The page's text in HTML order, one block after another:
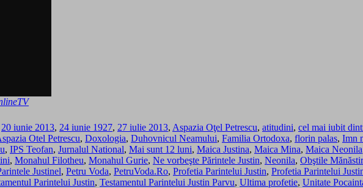
20 iunie 2013, 24 iunie 1927, 27 iulie 2013, Aspazia Oţel Petrescu, atitudini, cel mai iubit
Otel Petrescu, Doxologia, Duhovnicul Neamului, Familia Ortodoxa, florin palas, Imn
, IPS Teofan, Jurnalul National, Mai sunt 12 luni, Maica Justina, Maica Mina, Maica Neonila
, Monahul Filotheu, Monahul Gurie, Ne vorbeşte Părintele Justin, Neonila, Obştile
Justinel, Petru Voda, PetruVoda.Ro, Profetia Parintelui Justin, Profetia Parintelui
Parintelui Justin, Testamentul Parintelui Justin Parvu, Ultima profetie, Unitate